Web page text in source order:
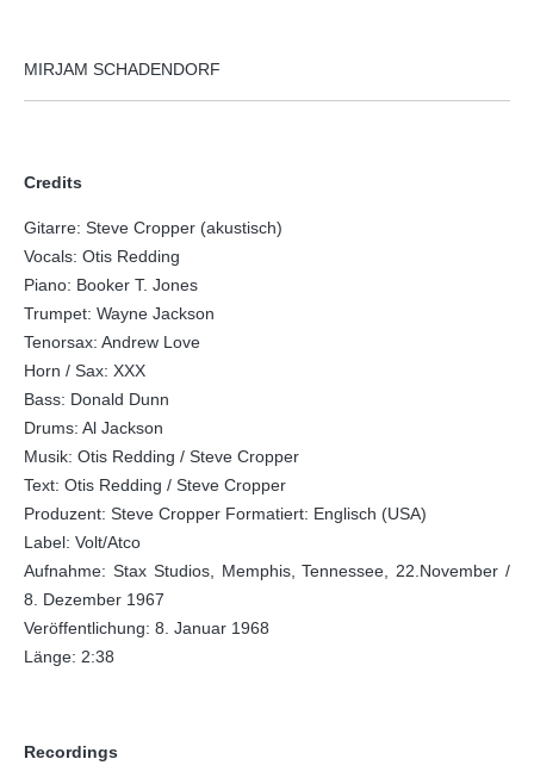
MIRJAM SCHADENDORF
Credits
Gitarre: Steve Cropper (akustisch)
Vocals: Otis Redding
Piano: Booker T. Jones
Trumpet: Wayne Jackson
Tenorsax: Andrew Love
Horn / Sax: XXX
Bass: Donald Dunn
Drums: Al Jackson
Musik: Otis Redding / Steve Cropper
Text: Otis Redding / Steve Cropper
Produzent: Steve Cropper Formatiert: Englisch (USA)
Label: Volt/Atco
Aufnahme: Stax Studios, Memphis, Tennessee, 22.November /
8. Dezember 1967
Veröffentlichung: 8. Januar 1968
Länge: 2:38
Recordings